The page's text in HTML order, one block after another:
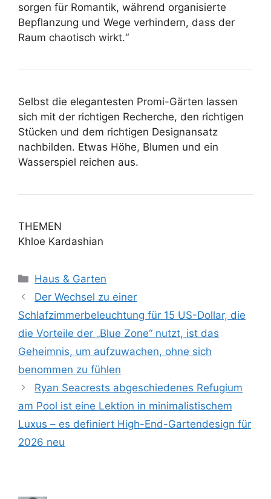
sorgen für Romantik, während organisierte
Bepflanzung und Wege verhindern, dass der
Raum chaotisch wirkt.“
Selbst die elegantesten Promi-Gärten lassen
sich mit der richtigen Recherche, den richtigen
Stücken und dem richtigen Designansatz
nachbilden. Etwas Höhe, Blumen und ein
Wasserspiel reichen aus.
THEMEN
Khloe Kardashian
Kategorien
Haus & Garten
Der Wechsel zu einer
Schlafzimmerbeleuchtung für 15 US-Dollar, die
die Vorteile der „Blue Zone“ nutzt, ist das
Geheimnis, um aufzuwachen, ohne sich
benommen zu fühlen
Ryan Seacrests abgeschiedenes Refugium
am Pool ist eine Lektion in minimalistischem
Luxus – es definiert High-End-Gartendesign für
2026 neu